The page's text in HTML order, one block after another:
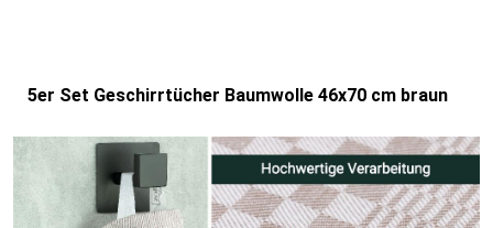
5er Set Geschirrtücher Baumwolle 46x70 cm braun